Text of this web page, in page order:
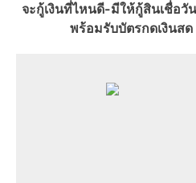
จะกู้เงินที่ไหนดี-มีให้กู้สินเชื่อวั
พร้อมรับบัตรกดเงินส